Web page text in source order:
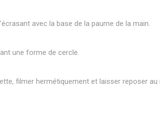
avec la base de la paume de la main.
une forme de cercle.
filmer hermétiquement et laisser reposer au